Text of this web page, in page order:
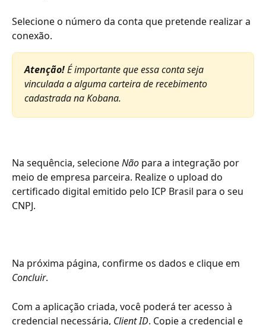
Selecione o número da conta que pretende realizar a
conexão.
Atenção! É importante que essa conta seja
vinculada a alguma carteira de recebimento
cadastrada na Kobana.
Na sequência, selecione Não para a integração por
meio de empresa parceira. Realize o upload do
certificado digital emitido pelo ICP Brasil para o seu
CNPJ.
Na próxima página, confirme os dados e clique em
Concluir.
Com a aplicação criada, você poderá ter acesso à
credencial necessária, Client ID. Copie a credencial e